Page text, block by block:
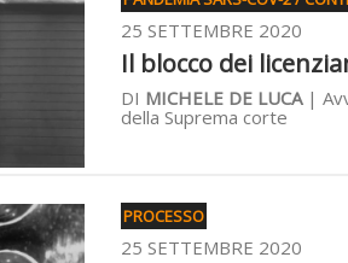
25 SETTEMBRE 2020
Il blocco dei
DI MICHELE DE LUCA|
della Suprema corte
PROCESSO
25 SETTEMBRE 2020